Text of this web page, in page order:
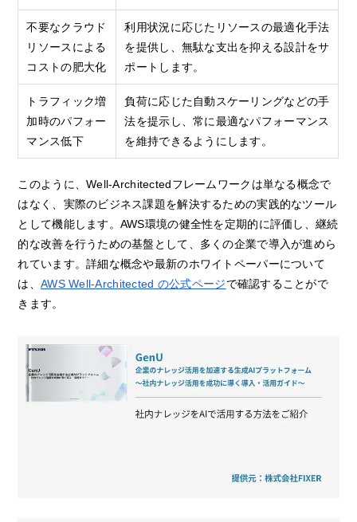
不要なクラウド
リソースによる
コストの肥大化
利用状況に応じたリソースの最適化手法
を提供し、無駄な支出を抑える設計をサ
ポートします。
トラフィック増
加時のパフォー
マンス低下
負荷に応じた自動スケーリングなどの手
法を提示し、常に最適なパフォーマンス
を維持できるようにします。
このように、Well-Architectedフレームワークは単なる概念で
はなく、実際のビジネス課題を解決するための実践的なツール
として機能します。AWS環境の健全性を定期的に評価し、継続
的な改善を行うための基盤として、多くの企業で導入が進めら
れています。詳細な概念や最新のホワイトペーパーについて
は、 AWS Well-Architected の公式ページで確認することがで
きます。